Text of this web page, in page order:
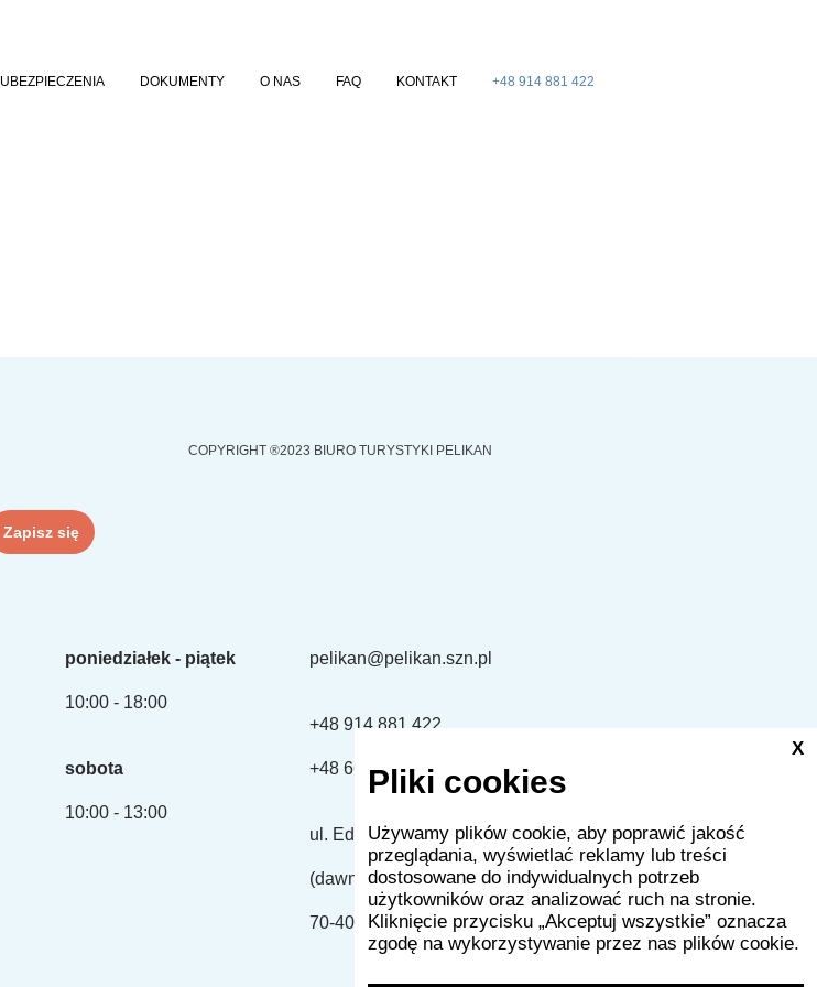
UBEZPIECZENIA DOKUMENTY O NAS FAQ KONTAKT +48 914 881 422
COPYRIGHT ®2023 BIURO TURYSTYKI PELIKAN
poniedziałek - piątek
10:00 - 18:00
sobota
10:00 - 13:00
pelikan@pelikan.szn.pl
+48 914 881 422
+48 661 507 863
ul. Edmunda Bałuki 2 lok.U3
(dawna ulica Obrońców Stalingradu)
70-406 Szczecin
X
Pliki cookies
Używamy plików cookie, aby poprawić jakość
przeglądania, wyświetlać reklamy lub treści
dostosowane do indywidualnych potrzeb
użytkowników oraz analizować ruch na stronie.
Kliknięcie przycisku „Akceptuj wszystkie” oznacza
zgodę na wykorzystywanie przez nas plików cookie.